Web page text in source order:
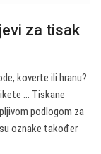
za tisak
koverte ili hranu?
... Tiskane
podlogom za
oznake također